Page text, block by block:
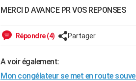
MERCI D AVANCE PR VOS REPONSES
Répondre (4) Partager
A voir également:
Mon congélateur se met en route